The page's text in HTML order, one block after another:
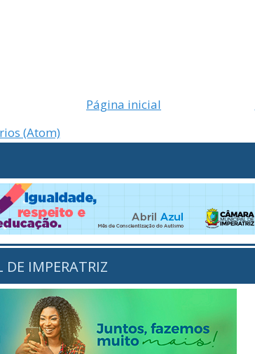
Página inicial
(Atom)
IMPERATRIZ